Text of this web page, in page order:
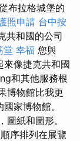
布拉格城堡的
照申請 台中按
共和國的公司
堂 幸福 您與
來像捷克共和國
和其他服務根
博物館比我更
家博物館。
紙和圖形。
序排列在展覽